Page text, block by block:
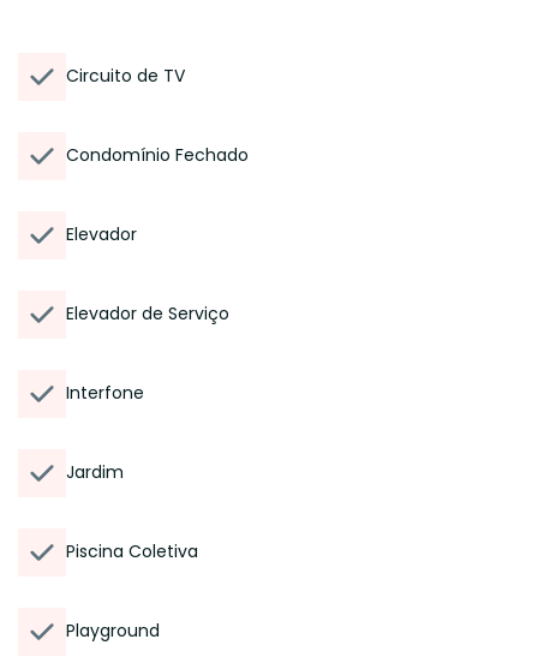
Circuito de TV
Condomínio Fechado
Elevador
Elevador de Serviço
Interfone
Jardim
Piscina Coletiva
Playground